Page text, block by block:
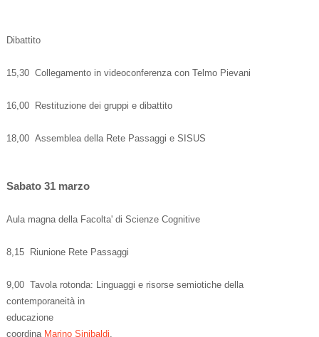
Dibattito
15,30 Collegamento in videoconferenza con Telmo Pievani
16,00 Restituzione dei gruppi e dibattito
18,00 Assemblea della Rete Passaggi e SISUS
Sabato 31 marzo
Aula magna della Facolta' di Scienze Cognitive
8,15 Riunione Rete Passaggi
9,00 Tavola rotonda: Linguaggi e risorse semiotiche della
contemporaneità in
educazione
coordina Marino Sinibaldi